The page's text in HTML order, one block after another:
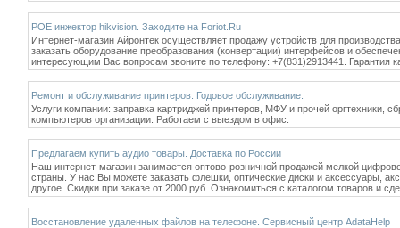
POE инжектор hikvision. Заходите на Foriot.Ru
Интернет-магазин Айронтек осуществляет продажу устройств для
заказать оборудование преобразования (конвертации) интерфейсов и
интересующим Вас вопросам звоните по телефону: +7(831)2913441. Гарантия
Ремонт и обслуживание принтеров. Годовое обслуживание.
Услуги компании: заправка картриджей принтеров, МФУ и прочей оргтехники,
компьютеров организации. Работаем с выездом в офис.
Предлагаем купить аудио товары. Доставка по России
Наш интернет-магазин занимается оптово-розничной продажей мелкой
страны. У нас Вы можете заказать флешки, оптические диски и аксессуары,
другое. Скидки при заказе от 2000 руб. Ознакомиться с каталогом товаров и
Восстановление удаленных файлов на телефоне. Сервисный центр AdataHelp